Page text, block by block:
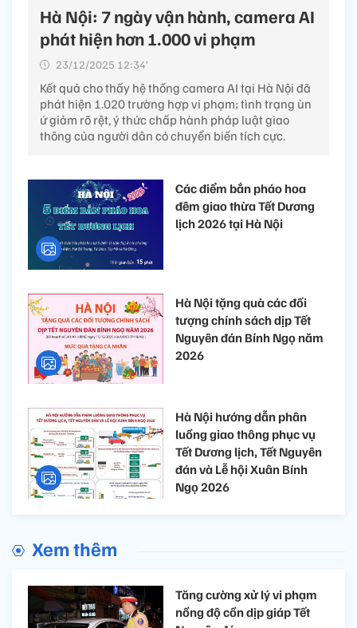
Hà Nội: 7 ngày vận hành, camera AI
phát hiện hơn 1.000 vi phạm
23/12/2025 12:34’
Kết quả cho thấy hệ thống camera AI tại Hà Nội đã
phát hiện 1.020 trường hợp vi phạm; tình trạng ùn
ứ giảm rõ rệt, ý thức chấp hành pháp luật giao
thông của người dân có chuyển biến tích cực.
Các điểm bắn pháo hoa
đêm giao thừa Tết Dương
lịch 2026 tại Hà Nội
Hà Nội tặng quà các đối
tượng chính sách dịp Tết
Nguyên đán Bính Ngọ năm
2026
Hà Nội hướng dẫn phân
luồng giao thông phục vụ
Tết Dương lịch, Tết Nguyên
đán và Lễ hội Xuân Bính
Ngọ 2026
Xem thêm
Tăng cường xử lý vi phạm
nồng độ cồn dịp giáp Tết